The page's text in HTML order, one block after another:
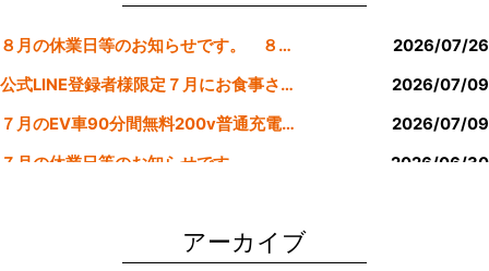
k
８月の休業日等のお知らせです。 ８月より定休日は金曜日のみにします。
2026/07/26
公式LINE登録者様限定７月にお食事された方にサービスクーポン発行
2026/07/09
７月のEV車90分間無料200v普通充電クーポン券！！
2026/07/09
７月の休業日等のお知らせです。
2026/06/30
アーカイブ